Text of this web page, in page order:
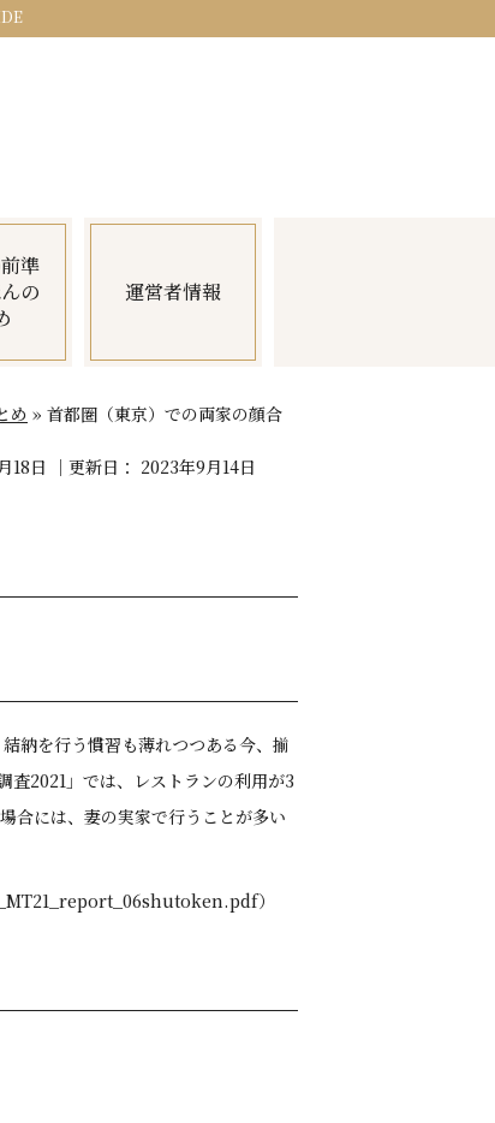
準
の
運営者情報
め » 首都圏（東京）での両家の顔合
18日 ｜更新日： 2023年9月14日
納を行う慣習も薄れつつある今、揃
査2021」では、レストランの利用が3
合には、妻の実家で行うことが多い
）